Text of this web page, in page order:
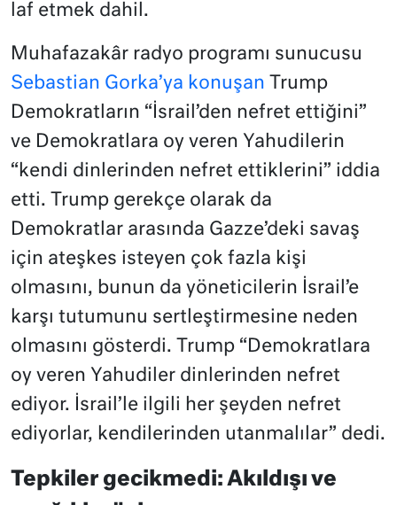
laf etmek dahil.
Muhafazakâr radyo programı sunucusu
Sebastian Gorka’ya konuşan Trump
Demokratların “İsrail’den nefret ettiğini”
ve Demokratlara oy veren Yahudilerin
“kendi dinlerinden nefret ettiklerini” iddia
etti. Trump gerekçe olarak da
Demokratlar arasında Gazze’deki savaş
için ateşkes isteyen çok fazla kişi
olmasını, bunun da yöneticilerin İsrail’e
karşı tutumunu sertleştirmesine neden
olmasını gösterdi. Trump “Demokratlara
oy veren Yahudiler dinlerinden nefret
ediyor. İsrail’le ilgili her şeyden nefret
ediyorlar, kendilerinden utanmalılar” dedi.
Tepkiler gecikmedi: Akıldışı ve